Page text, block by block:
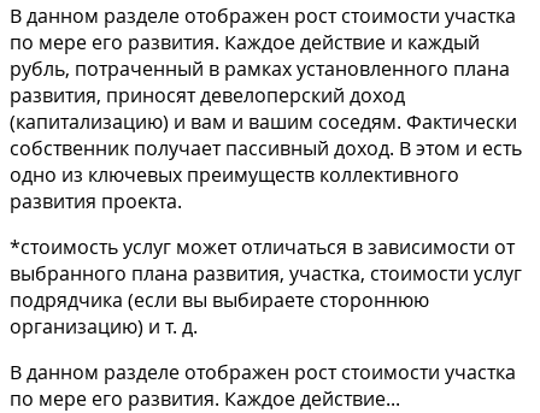
В данном разделе отображен рост стоимости участка
по мере его развития. Каждое действие и каждый
рубль, потраченный в рамках установленного плана
развития, приносят девелоперский доход
(капитализацию) и вам и вашим соседям. Фактически
собственник получает пассивный доход. В этом и есть
одно из ключевых преимуществ коллективного
развития проекта.
*стоимость услуг может отличаться в зависимости от
выбранного плана развития, участка, стоимости услуг
подрядчика (если вы выбираете стороннюю
организацию) и т. д.
В данном разделе отображен рост стоимости участка
по мере его развития. Каждое действие...